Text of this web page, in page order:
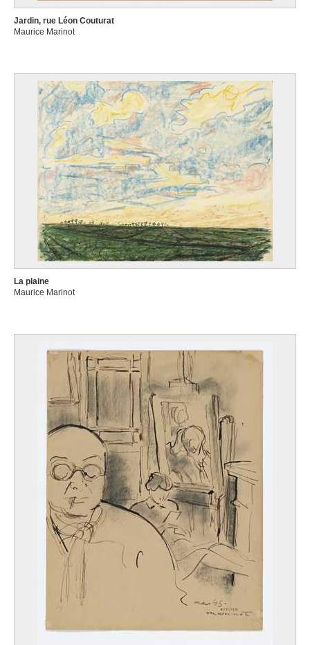
Jardin, rue Léon Couturat
Maurice Marinot
La plaine
Maurice Marinot